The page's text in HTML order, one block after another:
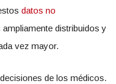
datos no
distribuidos y
vez mayor.
de los médicos.